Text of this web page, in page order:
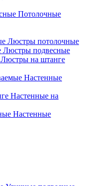
Потолочные
Люстры потолочные
Люстры подвесные
Люстры на штанге
Настенные
Настенные на
Настенные